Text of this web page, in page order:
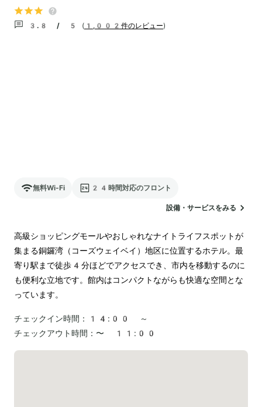
3.8 / 5 ( 1,002件のレビュー)
無料Wi-Fi 24時間対応のフロント
設備・サービスをみる
高級ショッピングモールやおしゃれなナイトライフスポットが
集まる銅鑼湾（コーズウェイベイ）地区に位置するホテル。最
寄り駅まで徒歩4分ほどでアクセスでき、市内を移動するのに
も便利な立地です。館内はコンパクトながらも快適な空間とな
っています。
チェックイン時間：
14:00 ～
チェックアウト時間： 〜 11:00